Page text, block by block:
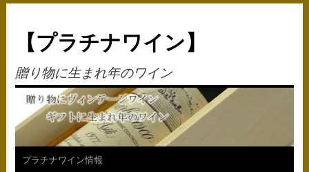
【プラチナワイン】
贈り物に生まれ年のワイン
コ
プラチナワイン情報